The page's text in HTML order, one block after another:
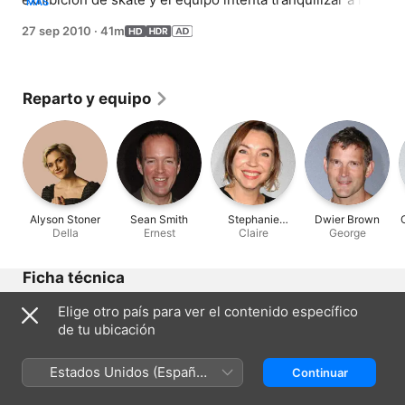
terminal de su hijo. Entretanto, House intenta apaciguar
27 sep 2010 · 41m
Reparto y equipo
Alyson Stoner
Della
Sean Smith
Ernest
Stephanie
Courtney
Claire
Dwier Brown
George
Ficha técnica
Lanzamiento
2010
41 min
Elige otro país para ver el contenido específico
de tu ubicación
Estados Unidos (Español
México)
Continuar